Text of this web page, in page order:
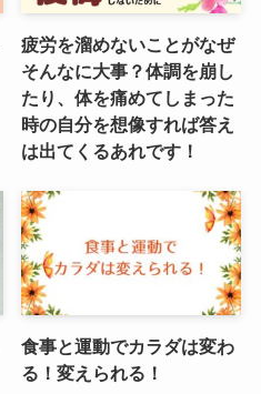
疲労を溜めないことがなぜ
そんなに大事？体調を崩し
たり、体を痛めてしまった
時の自分を想像すれば答え
は出てくるあれです！
食事と運動でカラダは変わ
る！変えられる！